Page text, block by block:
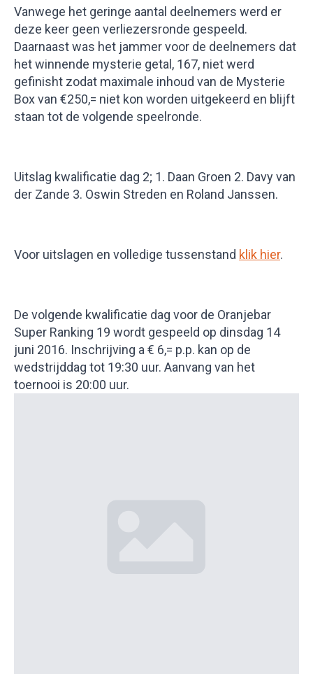
Vanwege het geringe aantal deelnemers werd er
deze keer geen verliezersronde gespeeld.
Daarnaast was het jammer voor de deelnemers dat
het winnende mysterie getal, 167, niet werd
gefinisht zodat maximale inhoud van de Mysterie
Box van €250,= niet kon worden uitgekeerd en blijft
staan tot de volgende speelronde.
Uitslag kwalificatie dag 2; 1. Daan Groen 2. Davy van
der Zande 3. Oswin Streden en Roland Janssen.
Voor uitslagen en volledige tussenstand klik hier.
De volgende kwalificatie dag voor de Oranjebar
Super Ranking 19 wordt gespeeld op dinsdag 14
juni 2016. Inschrijving a € 6,= p.p. kan op de
wedstrijddag tot 19:30 uur. Aanvang van het
toernooi is 20:00 uur.